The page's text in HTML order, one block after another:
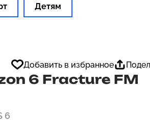
Детям
Добавить в избранное
6 Fracture FM
6